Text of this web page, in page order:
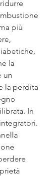
più
la
un
la perdita
In